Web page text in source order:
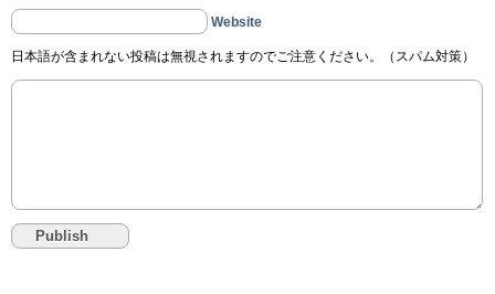
Website
日本語が含まれない投稿は無視されますのでご注意ください。（スパム対策）